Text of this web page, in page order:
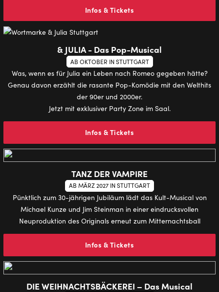
Infos & Tickets
& JULIA - Das Pop-Musical
AB OKTOBER IN STUTTGART
Was, wenn es für Julia ein Leben nach Romeo gegeben hätte?
Genau davon erzählt die rasante Pop-Komödie mit den Welthits
der 90er und 2000er.
Jetzt mit exklusiver Party Zone im Saal.
Infos & Tickets
TANZ DER VAMPIRE
AB MÄRZ 2027 IN STUTTGART
Pünktlich zum 30-jährigen Jubiläum lädt das Kult-Musical von
Michael Kunze und Jim Steinman in einer eindrucksvollen
Neuproduktion des Originals erneut zum Mitternachtsball
Infos & Tickets
DIE WEIHNACHTSBÄCKEREI – Das Musical